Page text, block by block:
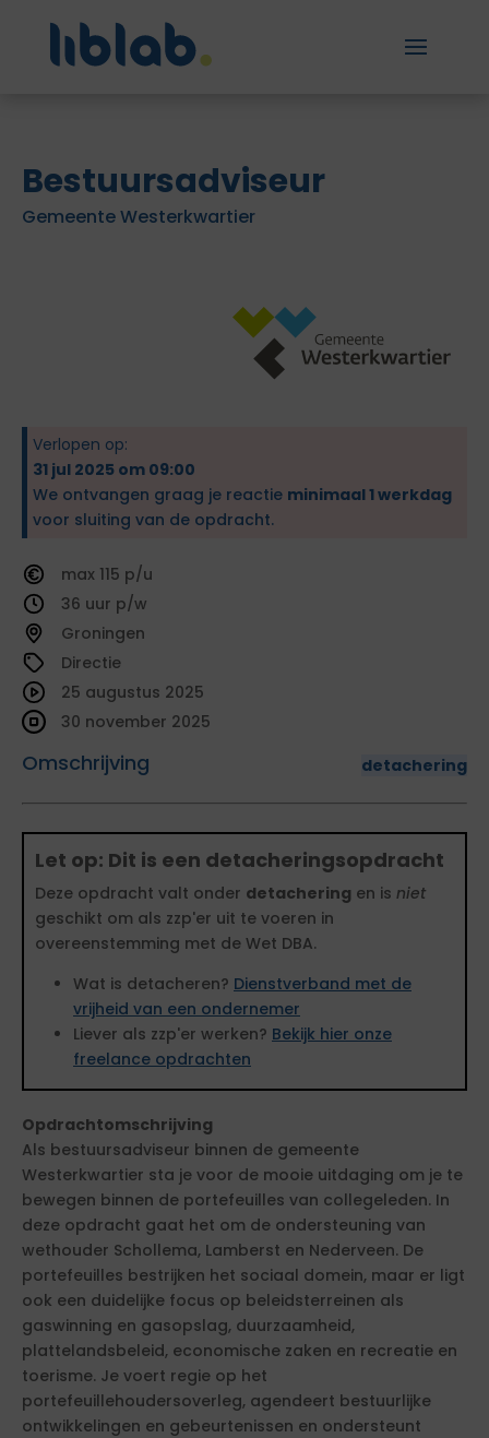
Bestuursadviseur
Gemeente Westerkwartier
Verlopen op:
31 jul 2025 om 09:00
We ontvangen graag je reactie minimaal 1 werkdag
voor sluiting van de opdracht.
115
36
Groningen
Directie
Omschrijving detachering
25 augustus 2025
30 november 2025
Let op: Dit is een detacheringsopdracht
Deze opdracht valt onder detachering en is niet
geschikt om als zzp'er uit te voeren in
overeenstemming met de Wet DBA.
Wat is detacheren? Dienstverband met de
vrijheid van een ondernemer
Liever als zzp'er werken? Bekijk hier onze
freelance opdrachten
Opdrachtomschrijving
Als bestuursadviseur binnen de gemeente
Westerkwartier sta je voor de mooie uitdaging om je te
bewegen binnen de portefeuilles van collegeleden. In
deze opdracht gaat het om de ondersteuning van
wethouder Schollema, Lamberst en Nederveen. De
portefeuilles bestrijken het sociaal domein, maar er ligt
ook een duidelijke focus op beleidsterreinen als
gaswinning en gasopslag, duurzaamheid,
plattelandsbeleid, economische zaken en recreatie en
toerisme. Je voert regie op het
portefeuillehoudersoverleg, agendeert bestuurlijke
ontwikkelingen en gebeurtenissen en ondersteunt